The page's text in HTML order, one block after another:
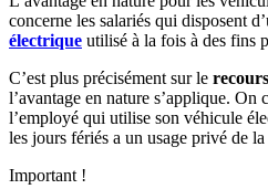
concerne les salariés qui disposent
électrique utilisé à la fois à des fins
C’est plus précisément sur le
l’avantage en nature s’applique. On
l’employé qui utilise son véhicule
les jours fériés a un usage privé de
Important !